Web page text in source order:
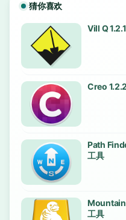
猜你喜欢
Vill Q
Creo
Path
工具
Mountain
工具